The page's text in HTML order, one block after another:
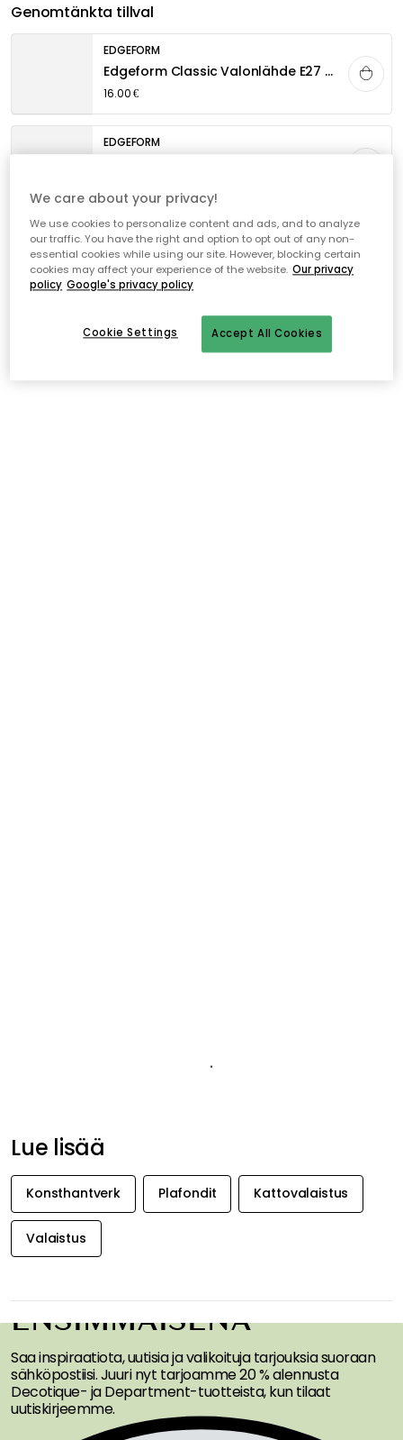
Genomtänkta tillval
EDGEFORM
Edgeform Classic Valonlähde E27 5W 560lm 2700K Himmentävä, Kirkas
16.00 €
EDGEFORM
TALA
Gaia E27 LED-lamppu 6W
35.00 €
Näytä lisää
Ilmainen toimitus yli 79 €*
Avoin palautusoikeus 30 päivän ajan
We care about your privacy!
We use cookies to personalize content and ads, and to analyze
our traffic. You have the right and option to opt out of any non-
essential cookies while using our site. However, blocking certain
cookies may affect your experience of the website. Our privacy
policy Google's privacy policy
Accept All Cookies
Cookie Settings